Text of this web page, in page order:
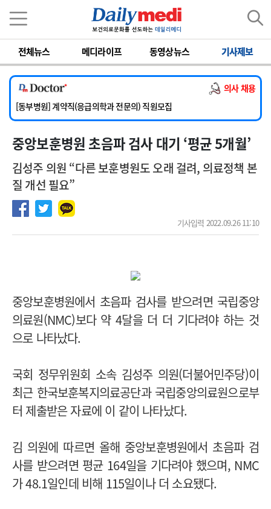
전체뉴스 메디라이프 동영상뉴스 기사제보
의사 채용
[서울아산병원] 2026년 하반기 인턴 모집
[영남대학교의료원] 마취통증의학과 임기제 임상의사 채용
[충남대학교병원] 소아청소년과(소아응급전담) 계약직 의사 공개채용
[동부병원] 계약직(응급의학과 전문의) 직원모집
[이대목동병원] 하반기 전공의(레지던트1년차) 모집
[서울아산병원] 2026년 하반기 인턴 모집
중앙보훈병원 초음파 검사 대기 ‘평균 5개월’
김성주 의원 “다른 보훈병원도 오래 걸려, 의료정책 본
질 개선 필요”
기사입력 2022.09.26 11:10
중앙보훈병원에서 초음파 검사를 받으려면 국립중앙
의료원(NMC)보다 약 4달을 더 더 기다려야 하는 것
으로 나타났다.
국회 정무위원회 소속 김성주 의원(더불어민주당)이
최근 한국보훈복지의료공단과 국립중앙의료원으로부
터 제출받은 자료에 이 같이 나타났다.
김 의원에 따르면 올해 중앙보훈병원에서 초음파 검
사를 받으려면 평균 164일을 기다려야 했으며, NMC
가 48.1일인데 비해 115일이나 더 소요됐다.